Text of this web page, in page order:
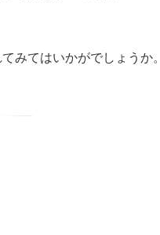
みてはいかがでしょうか。